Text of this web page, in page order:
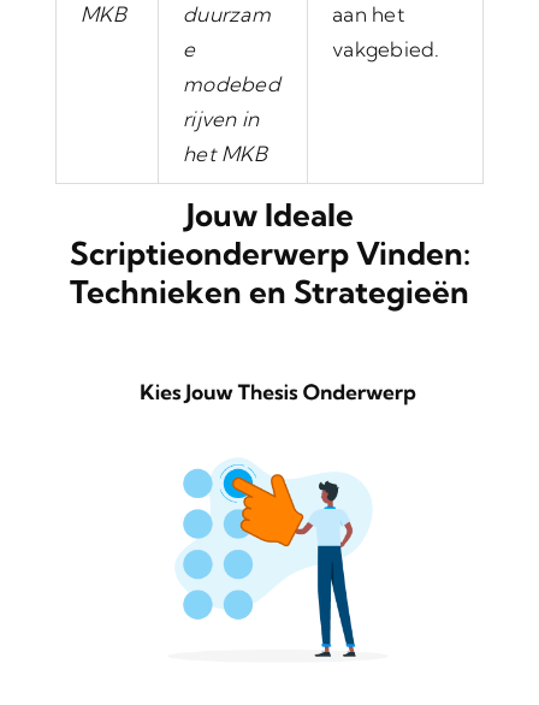
MKB
duurzam
e
modebed
rijven in
het MKB
aan het
vakgebied.
Jouw Ideale
Scriptieonderwerp Vinden:
Technieken en Strategieën